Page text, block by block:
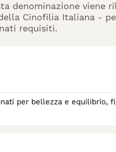
denominazione viene
Cinofilia Italiana -
requisiti.
per bellezza e equilibrio,